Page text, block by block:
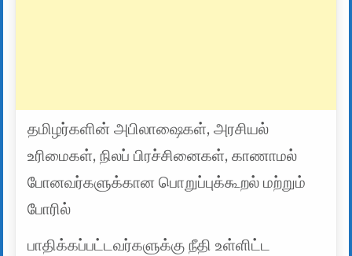
தமிழர்களின் அபிலாஷைகள், அரசியல்
உரிமைகள், நிலப் பிரச்சினைகள், காணாமல்
போனவர்களுக்கான பொறுப்புக்கூறல் மற்றும்
போரில்
பாதிக்கப்பட்டவர்களுக்கு நீதி உள்ளிட்ட